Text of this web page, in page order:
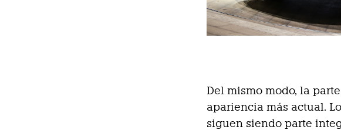
Del mismo modo, la
apariencia más actual.
siguen siendo parte